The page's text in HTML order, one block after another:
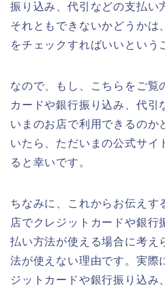
振り込み、代引などの支払い
それともできないかどうかは
をチェックすればいいという
なので、もし、こちらをご覧
カードや銀行振り込み、代引
いまのお店で利用できるのか
いたら、ただいまの公式サイ
ると幸いです。
ちなみに、これからお伝えす
店でクレジットカードや銀行
払い方法が使える場合に考え
法が使えない理由です。実際
ジットカードや銀行振り込み